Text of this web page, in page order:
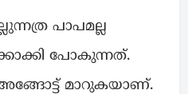
പാപമല്ല
പോകുന്നത്.
മാറുകയാണ്.